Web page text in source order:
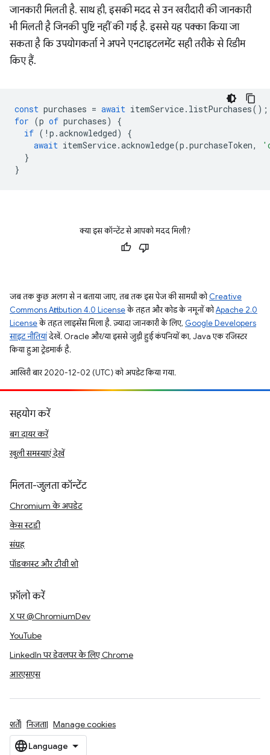
जानकारी मिलती है. साथ ही, इसकी मदद से उन खरीदारी की जानकारी
भी मिलती है जिनकी पुष्टि नहीं की गई है. इससे यह पक्का किया जा
सकता है कि उपयोगकर्ता ने अपने एनटाइटलमेंट सही तरीके से रिडीम
किए हैं.
const purchases = await itemService. listPurchases();
for (p of purchases)
{
if ( ! p .acknowledged)
{
await itemService.acknowledge(p .purchaseToken,
}
}
क्या इस कॉन्टेंट से आपको मदद मिली?
जब तक कुछ अलग से न बताया जाए, तब तक इस पेज की सामग्री कोCreative
Commons Attribution 4.0 Licenseके तहत और कोड के नमूनों कोApache 2.0
Licenseके तहत लाइसेंस मिला है. ज़्यादा जानकारी के लिए, Google Developers
साइट नीतियांदेखें. Oracle और/या इससे जुड़ी हुई कंपनियों का, Java एक रजिस्टर
किया हुआ ट्रेडमार्क है.
आखिरी बार 2020-12-02 (UTC) को अपडेट किया गया.
सहयोग करें
बग दायर करें
खुली समस्याएं देखें
मिलता-जुलता कॉन्टेंट
Chromium के अपडेट
केस स्टडी
संग्रह
पॉडकास्ट और टीवी शो
फ़ॉलो करें
X पर @ChromiumDev
YouTube
LinkedIn पर डेवलपर के लिए Chrome
आरएसएस
शर्तें निजता Manage cookies